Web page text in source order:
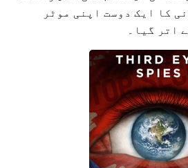
کا ایک دوست اپنی موٹر
اتر گیا۔